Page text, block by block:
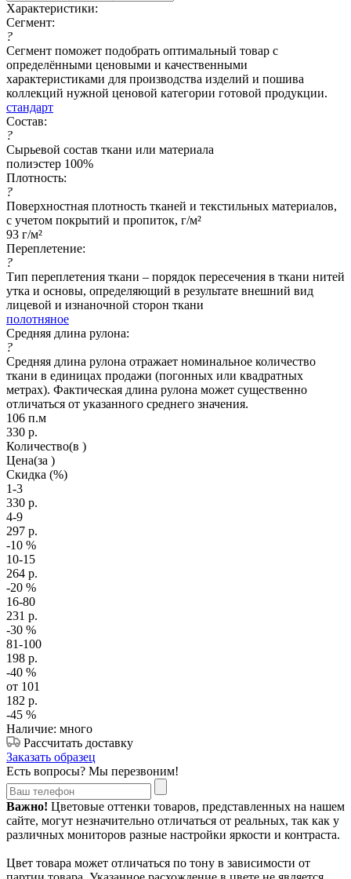
Характеристики:
Сегмент:
?
Сегмент поможет подобрать оптимальный товар с
определёнными ценовыми и качественными
характеристиками для производства изделий и пошива
коллекций нужной ценовой категории готовой продукции.
стандарт
Состав:
?
Сырьевой состав ткани или материала
полиэстер 100%
Плотность:
?
Поверхностная плотность тканей и текстильных материалов,
с учетом покрытий и пропиток, г/м²
93 г/м²
Переплетение:
?
Тип переплетения ткани – порядок пересечения в ткани нитей
утка и основы, определяющий в результате внешний вид
лицевой и изнаночной сторон ткани
полотняное
Средняя длина рулона:
?
Средняя длина рулона отражает номинальное количество
ткани в единицах продажи (погонных или квадратных
метрах). Фактическая длина рулона может существенно
отличаться от указанного среднего значения.
106 п.м
330 р.
Количество(в )
Цена(за )
Скидка (%)
1-3
330 р.
4-9
297 р.
-10 %
10-15
264 р.
-20 %
16-80
231 р.
-30 %
81-100
198 р.
-40 %
от 101
182 р.
-45 %
Наличие: много
Рассчитать доставку
Заказать образец
Есть вопросы? Мы перезвоним!
Важно! Цветовые оттенки товаров, представленных на нашем
сайте, могут незначительно отличаться от реальных, так как у
различных мониторов разные настройки яркости и контраста.
Цвет товара может отличаться по тону в зависимости от